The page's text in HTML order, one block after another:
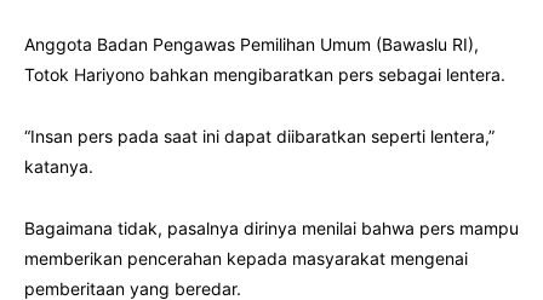
Anggota Badan Pengawas Pemilihan Umum (Bawaslu RI),
Totok Hariyono bahkan mengibaratkan pers sebagai lentera.
“Insan pers pada saat ini dapat diibaratkan seperti lentera,”
katanya.
Bagaimana tidak, pasalnya dirinya menilai bahwa pers mampu
memberikan pencerahan kepada masyarakat mengenai
pemberitaan yang beredar.